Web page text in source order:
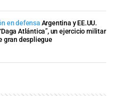
en defensa Argentina y EE.UU.
Atlántica”, un ejercicio militar
gran despliegue